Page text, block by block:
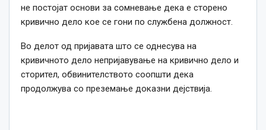
не постојат основи за сомневање дека е сторено
кривично дело кое се гони по службена должност.
Во делот од пријавата што се однесува на
кривичното дело непријавување на кривично дело и
сторител, обвинителството соопшти дека
продолжува со преземање доказни дејствија.